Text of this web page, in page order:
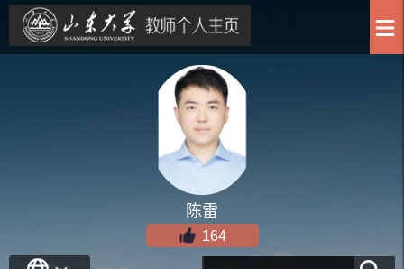
陈雷
164